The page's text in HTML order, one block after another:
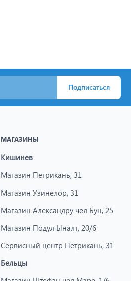
Подписаться
МАГАЗИНЫ
Кишинев
Магазин Петрикань, 31
Магазин Узинелор, 31
Магазин Александру чел Бун, 25
Магазин Подул Ыналт, 20/6
Сервисный центр Петрикань, 31
Бельцы